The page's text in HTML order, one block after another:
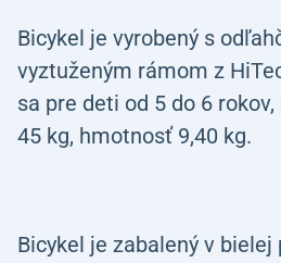
Bicykel je vyrobený s
vyztuženým rámom z
sa pre deti od 5 do 6
45 kg, hmotnosť 9,40 kg.
Bicykel je zabalený v